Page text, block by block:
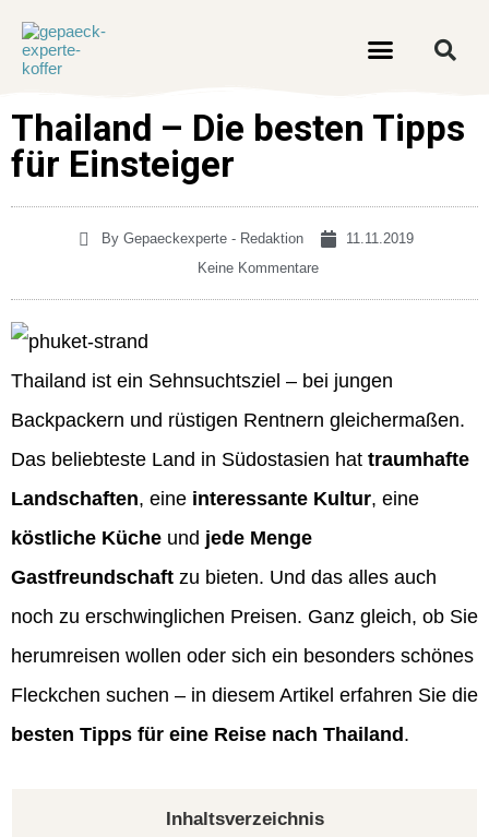
Thailand – Die besten Tipps
für Einsteiger
By Gepaeckexperte - Redaktion
11.11.2019
Keine Kommentare
Thailand ist ein Sehnsuchtsziel – bei jungen
Backpackern und rüstigen Rentnern gleichermaßen.
Das beliebteste Land in Südostasien hat traumhafte
Landschaften, eine interessante Kultur, eine
köstliche Küche und jede Menge
Gastfreundschaft zu bieten. Und das alles auch
noch zu erschwinglichen Preisen. Ganz gleich, ob Sie
herumreisen wollen oder sich ein besonders schönes
Fleckchen suchen – in diesem Artikel erfahren Sie die
besten Tipps für eine Reise nach Thailand .
Inhaltsverzeichnis